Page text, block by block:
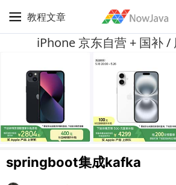
教程文章
iPhone 京东自营 + 国补 /
springboot集成kafka